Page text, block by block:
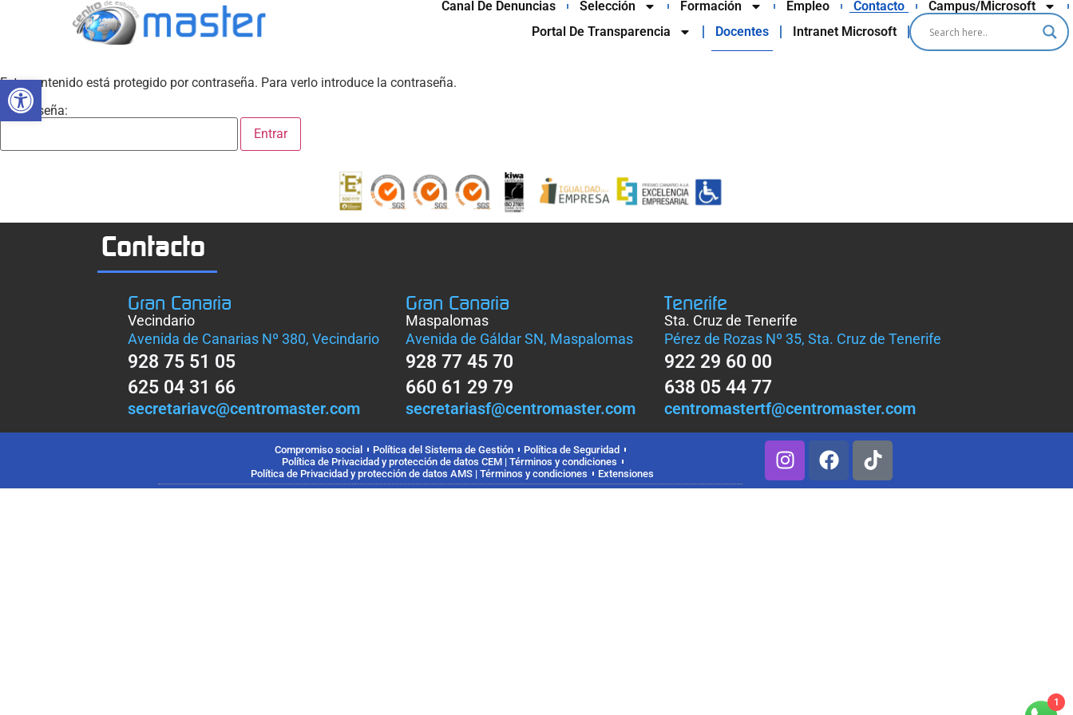
Abrir barra de herramientas
Canal De Denuncias Selección Formación Empleo Contacto
Campus/Microsoft
Portal De Transparencia
Docentes Intranet Microsoft
Este contenido está protegido por contraseña. Para verlo introduce la contraseña.
Contraseña:
Contacto
Gran Canaria
Vecindario
Avenida de Canarias Nº 380, Vecindario
928 75 51 05
625 04 31 66
secretariavc@centromaster.com
Gran Canaria
Maspalomas
Avenida de Gáldar SN, Maspalomas
928 77 45 70
660 61 29 79
secretariasf@centromaster.com
Tenerife
Sta. Cruz de Tenerife
Pérez de Rozas Nº 35, Sta. Cruz de Tenerife
922 29 60 00
638 05 44 77
centromastertf@centromaster.com
Compromiso social Política del Sistema de Gestión
Política de Seguridad
Política de Privacidad y protección de datos CEM | Términos y condiciones
Política de Privacidad y protección de datos AMS | Términos y condiciones
Extensiones
1